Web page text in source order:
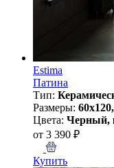
Estima
Патина
Тип:
Размеры:
Цвета: Черный,
от 3 390 ₽
Купить